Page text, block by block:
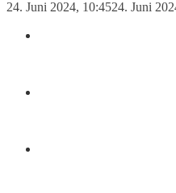
24. Juni 2024, 10:4524. Juni